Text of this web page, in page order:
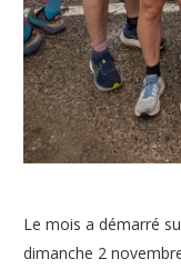
Le mois a démarré
dimanche 2